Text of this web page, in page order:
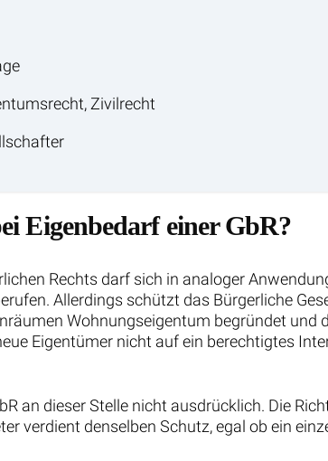
Zivilrecht
Eigenbedarf einer GbR?
Rechts darf sich in analoger
Allerdings schützt das Bürgerliche
Wohnungseigentum begründet und
Eigentümer nicht auf ein berechtigtes
an dieser Stelle nicht ausdrücklich. Die
verdient denselben Schutz, egal ob ein